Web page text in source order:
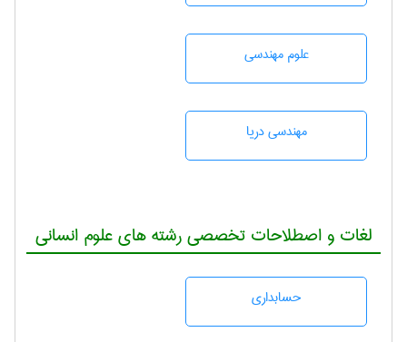
علوم مهندسی
مهندسی دریا
لغات و اصطلاحات تخصصی رشته های علوم انسانی
حسابداری